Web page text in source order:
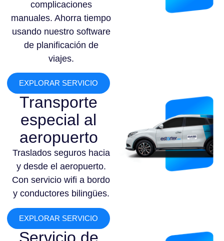
complicaciones
manuales. Ahorra tiempo
usando nuestro software
de planificación de
viajes.
EXPLORAR SERVICIO
Transporte
especial al
aeropuerto
Traslados seguros hacia
y desde el aeropuerto.
Con servicio wifi a bordo
y conductores bilingües.
EXPLORAR SERVICIO
Servicio de